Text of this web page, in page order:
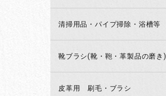
清掃用品・パイプ掃除・浴槽等
靴ブラシ(靴・鞄・革製品の磨き)
皮革用 刷毛・ブラシ